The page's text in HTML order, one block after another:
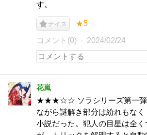
す。
ナイス ★5
コメント(0) 2024/02/24
花嵐
★★★☆☆ ソラシリーズ第一弾
ながら謎解き部分は紛れもな
小説だった。犯人の目星は全